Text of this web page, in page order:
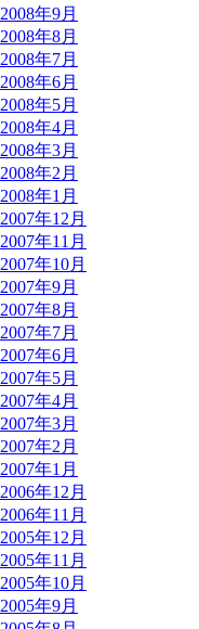
2008年9月
2008年8月
2008年7月
2008年6月
2008年5月
2008年4月
2008年3月
2008年2月
2008年1月
2007年12月
2007年11月
2007年10月
2007年9月
2007年8月
2007年7月
2007年6月
2007年5月
2007年4月
2007年3月
2007年2月
2007年1月
2006年12月
2006年11月
2005年12月
2005年11月
2005年10月
2005年9月